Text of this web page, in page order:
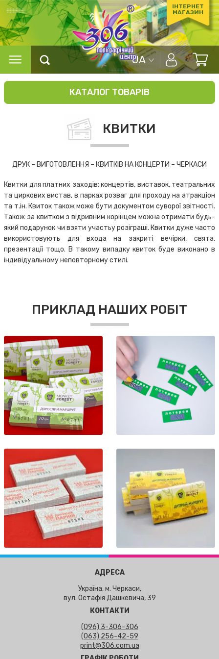
ІНТЕРНЕТ
МАГАЗИН
UA
КАТАЛОГ ТОВАРІВ
КВИТКИ
ДРУК – ВИГОТОВЛЕННЯ – КВИТКІВ НА КОНЦЕРТИ – ЧЕРКАСИ
Квитки для платних заходів: концертів, виставок, театральних
та циркових вистав, в парках розваг для проходу на атракціон
та т.ін. Квиток також може бути документом суворої звітності.
Також за квитком з відривним корінцем можна отримати будь-
який подарунок чи взяти участьу розіграші. Квитки дуже часто
використовують для входа на закриті вечірки, свята,
презентації тощо. В такому випадку квиток буде виконано в
індивідуальному неповторному стилі.
ПРИКЛАД НАШИХ РОБІТ
АДРЕСА
Україна, м. Черкаси,
вул. Остафія Дашкевича, 39
КОНТАКТИ
(096) 3-306-306
(063) 256-42-59
print@306.com.ua